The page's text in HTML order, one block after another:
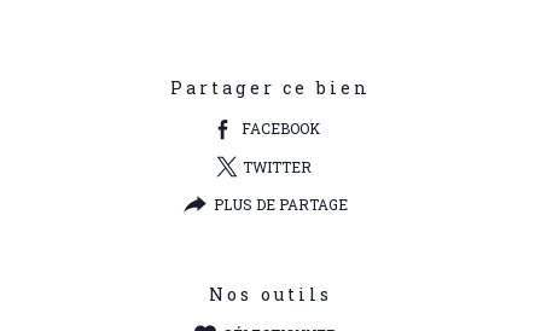
Partager ce bien
FACEBOOK
TWITTER
PLUS DE PARTAGE
Nos outils